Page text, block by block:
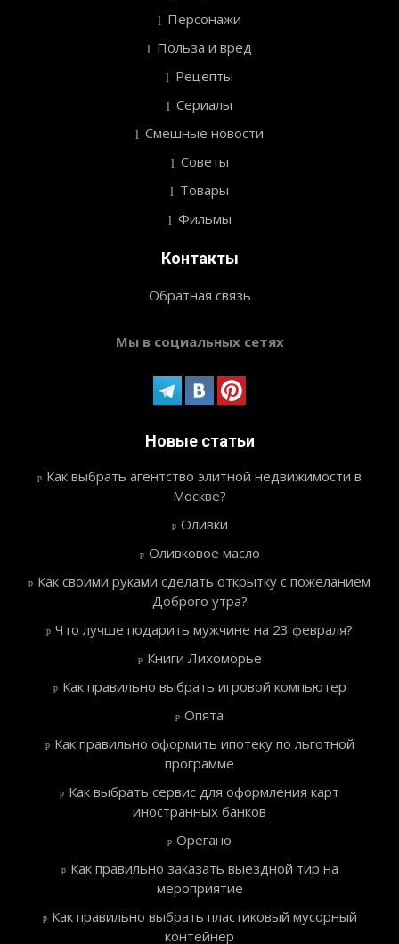
Персонажи
Польза и вред
Рецепты
Сериалы
Смешные новости
Советы
Товары
Фильмы
Контакты
Обратная связь
Мы в социальных сетях
Новые статьи
Как выбрать агентство элитной недвижимости в
Москве?
Оливки
Оливковое масло
Как своими руками сделать открытку с пожеланием
Доброго утра?
Что лучше подарить мужчине на 23 февраля?
Книги Лихоморье
Как правильно выбрать игровой компьютер
Опята
Как правильно оформить ипотеку по льготной
программе
Как выбрать сервис для оформления карт
иностранных банков
Орегано
Как правильно заказать выездной тир на
мероприятие
Как правильно выбрать пластиковый мусорный
контейнер